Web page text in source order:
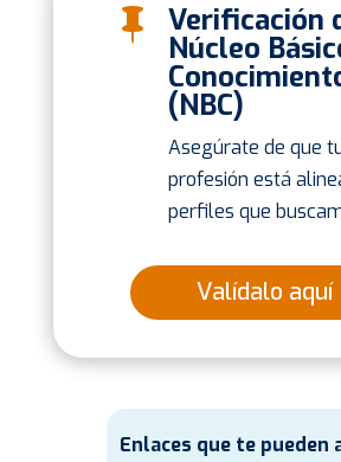
 Verificación
Núcleo
(NBC)
Asegúrate de que
profesión está
perfiles que
Valídalo aquí
Enlaces que te pueden